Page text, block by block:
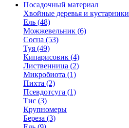
Посадочный материал
Хвойные деревья и кустарники
Ель (48)
Можжевельник (6)
Сосна (53)
Туя (49)
Кипарисовик (4)
Лиственница (2)
Микробиота (1)
Пихта (2)
Псевдотсуга (1)
Тис (3)
Крупномеры
Береза (3)